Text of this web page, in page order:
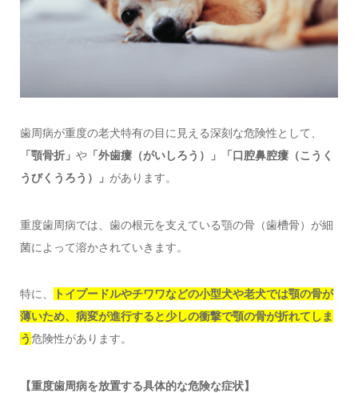
歯周病が重度の老犬特有の目に見える深刻な危険性として、
「顎骨折」 や「外歯瘻（がいしろう）」「口腔鼻腔瘻（こうく
うびくうろう）」 があります。
重度歯周病では、歯の根元を支えている顎の骨（歯槽骨）が細
菌によって溶かされていきます。
特に、
トイプードルやチワワなどの小型犬や老犬では顎の骨が
薄いため、病変が進行すると少しの衝撃で顎の骨が折れてしま
う危険性があります。
【重度歯周病を放置する具体的な危険な症状】